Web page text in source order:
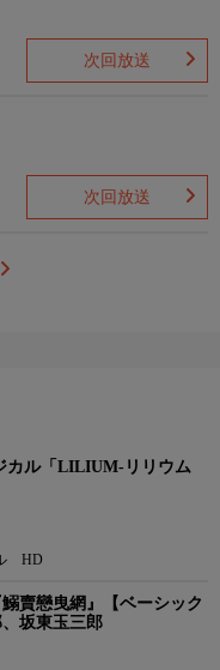
次回放送
次回放送
カル「LILIUM-リリウム
HD
賣戀曳網』【ベーシック
坂東玉三郎